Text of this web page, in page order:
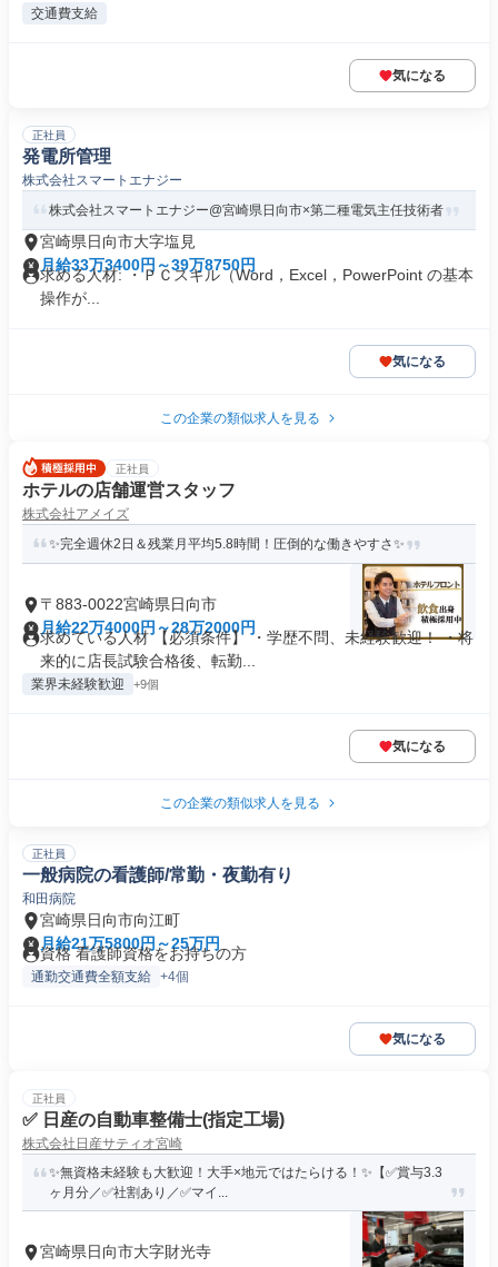
交通費支給
気になる
正社員
発電所管理
株式会社スマートエナジー
株式会社スマートエナジー@宮崎県日向市×第二種電気主任技術者
宮崎県日向市大字塩見
月給33万3400円～39万8750円
求める人材: ・ＰＣスキル（Word，Excel，PowerPoint の基本
操作が...
気になる
この企業の類似求人を見る
正社員
ホテルの店舗運営スタッフ
株式会社アメイズ
✨完全週休2日＆残業月平均5.8時間！圧倒的な働きやすさ✨
〒883-0022宮崎県日向市
月給22万4000円～28万2000円
求めている人材 【必須条件】 ・学歴不問、未経験歓迎！ ・将
来的に店長試験合格後、転勤...
業界未経験歓迎 +9個
気になる
この企業の類似求人を見る
正社員
一般病院の看護師/常勤・夜勤有り
和田病院
宮崎県日向市向江町
月給21万5800円～25万円
資格 看護師資格をお持ちの方
通勤交通費全額支給 +4個
気になる
正社員
✅ 日産の自動車整備士(指定工場)
株式会社日産サティオ宮崎
✨無資格未経験も大歓迎！大手×地元ではたらける！✨【✅賞与3.3
ヶ月分／✅社割あり／✅マイ...
宮崎県日向市大字財光寺